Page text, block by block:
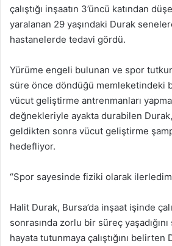
çalıştığı inşaatın 3’üncü katından
yaralanan 29 yaşındaki Durak
hastanelerde tedavi gördü.
Yürüme engeli bulunan ve spor
süre önce döndüğü memleketindeki
vücut geliştirme antrenmanları
değnekleriyle ayakta durabilen
geldikten sonra vücut geliştirme
hedefliyor.
“Spor sayesinde fiziki olarak
Halit Durak, Bursa’da inşaat işinde
sonrasında zorlu bir süreç
hayata tutunmaya çalıştığını